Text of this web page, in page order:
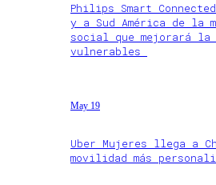
Philips Smart
y a Sud América de la
social que mejorará la
vulnerables
May 19
Uber Mujeres llega a
movilidad más